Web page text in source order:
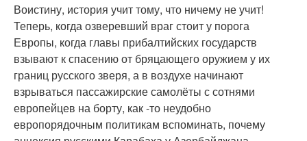
Воистину, история учит тому, что ничему не учит!
Теперь, когда озверевший враг стоит у порога
Европы, когда главы прибалтийских государств
взывают к спасению от бряцающего оружием у их
границ русского зверя, а в воздухе начинают
взрываться пассажирские самолёты с сотнями
европейцев на борту, как -то неудобно
европорядочным политикам вспоминать, почему